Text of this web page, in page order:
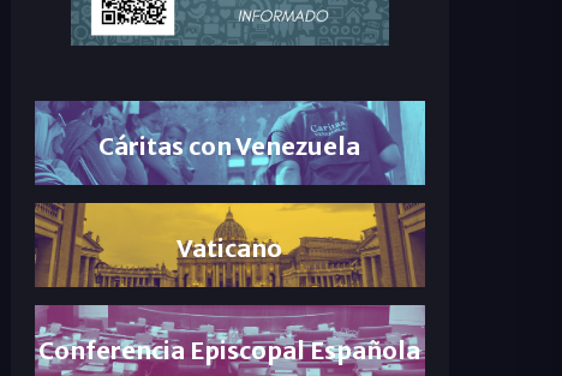
Cáritas con Venezuela
Vaticano
Conferencia Episcopal Española